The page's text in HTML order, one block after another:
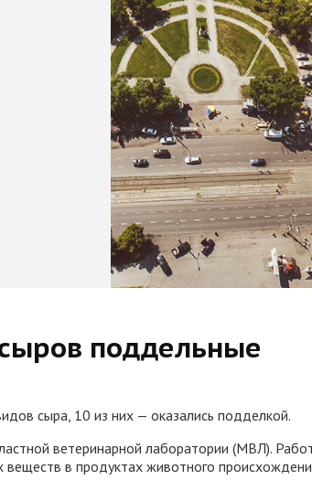
поддельные
сыра, 10 из них — оказались подделкой.
ветеринарной лаборатории (МВЛ).
в продуктах животного